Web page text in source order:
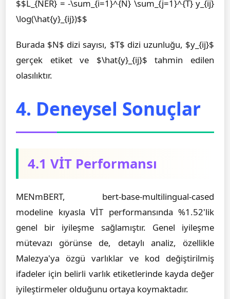
$$L_{NER} = -\sum_{i=1}^{N} \sum_{j=1}^{T} y_{ij}
\log(\hat{y}_{ij})$$
Burada $N$ dizi sayısı, $T$ dizi uzunluğu, $y_{ij}$
gerçek etiket ve $\hat{y}_{ij}$ tahmin edilen
olasılıktır.
4. Deneysel Sonuçlar
4.1 VİT Performansı
MENmBERT, bert-base-multilingual-cased
modeline kıyasla VİT performansında %1.52'lik
genel bir iyileşme sağlamıştır. Genel iyileşme
mütevazı görünse de, detaylı analiz, özellikle
Malezya'ya özgü varlıklar ve kod değiştirilmiş
ifadeler için belirli varlık etiketlerinde kayda değer
iyileştirmeler olduğunu ortaya koymaktadır.